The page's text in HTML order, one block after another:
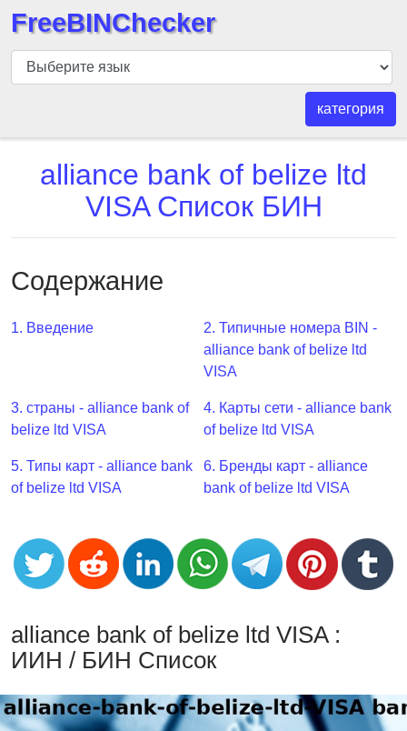
БИН
шашка
БИН
номер
API
Generator
BIN
Checker
CC
Generator
from
Banks
Card
Validator
Card
Generator
Random
Credit
Card
FreeBINChecker
категория
alliance bank of belize ltd
VISA Список БИН
Содержание
1. Введение
2. Типичные номера BIN -
alliance bank of belize ltd
VISA
3. страны - alliance bank of
belize ltd VISA
4. Карты сети - alliance bank
of belize ltd VISA
5. Типы карт - alliance bank
of belize ltd VISA
6. Бренды карт - alliance
bank of belize ltd VISA
alliance bank of belize ltd VISA :
ИИН / БИН Список